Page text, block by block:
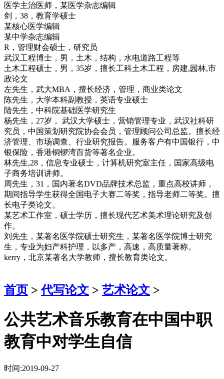
医学主治医师，某医学杂志编辑
剑，38，教育学硕士
某核心医学编辑
某中学杂志编辑
R，管理财会硕士，研究员
武汉工程博士，男，土木，结构，水电道路工程等
土木工程硕士，男，35岁，擅长工科土木工程，房建,园林,市
政论文
左先生，武大MBA，擅长经济，管理，商业类论文
陈先生，大学本科副教授，英语专业硕士
陆先生，中科院基础医学研究生
杨先生，27岁， 武汉大学硕士，营销管理专业，武汉社科研
究员，中国策划研究院协会会员，管理顾问公司总监。擅长经
济管理、市场调查、行业研究报告。服务客户有中国银行，中
银保险，香港铜锣湾百货等著名企业。
林先生,28，信息专业硕士，计算机研究室主任，国家高级电
子商务培训讲师。
周先生，31，国内著名DVD品牌技术总监，重点高校讲师，
期间指导学生获得全国电子大赛二等奖，指导老师二等奖。擅
长电子类论文。
某艺术工作室，硕士学历，擅长现代艺术美术理论研究及创
作。
刘先生，某著名医学院硕士研究生，某著名医学院博士研究
生，专业为妇产科护理，以多产，高速，高质量著称。
kerry，北京某著名大学教师，擅长教育类论文。
首页 >代写论文 > 艺术论文 >
公共艺术音乐教育在中国中职
教育中对学生自信
时间:2019-09-27